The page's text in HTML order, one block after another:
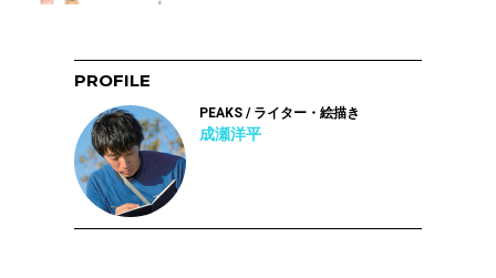
PROFILE
PEAKS / ライター・絵描き
成瀬洋平